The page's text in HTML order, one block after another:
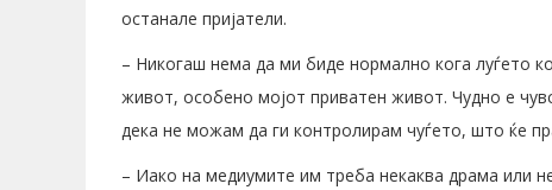
останале пријатели.
– Никогаш нема да ми биде нормално кога луѓето
живот, особено мојот приватен живот. Чудно е
дека не можам да ги контролирам чуѓето, што ќе
– Иако на медиумите им треба некаква драма или